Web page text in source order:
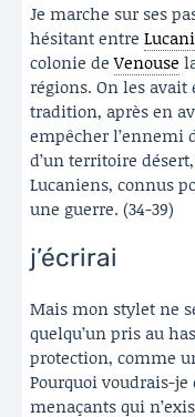
Je marche sur ses
hésitant entre
colonie deVenouse
régions. On les avait
tradition, après en
empêcher l’ennemi
d’un territoire
Lucaniens, connus
une guerre. (34-39)
j’écrirai
Mais mon stylet ne
quelqu’un pris au
protection, comme
Pourquoi voudrais-
menaçants qui